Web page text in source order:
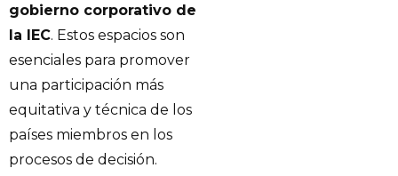
gobierno corporativo de
la IEC. Estos espacios son
esenciales para promover
una participación más
equitativa y técnica de los
países miembros en los
procesos de decisión.